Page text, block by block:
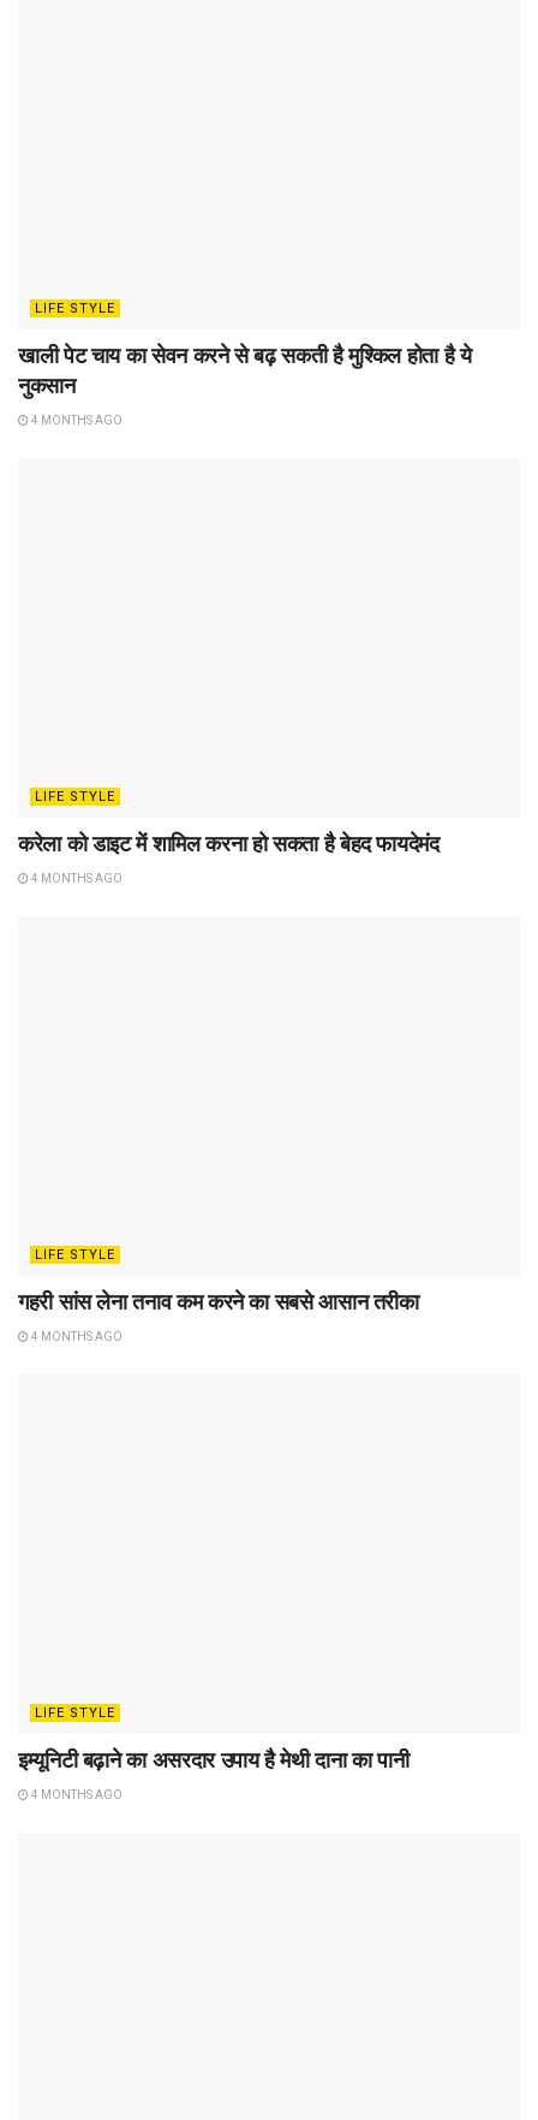
LIFE STYLE
खाली पेट चाय का सेवन करने से बढ़ सकती है मुश्किल होता है ये
नुकसान
4 MONTHS AGO
LIFE STYLE
करेला को डाइट में शामिल करना हो सकता है बेहद फायदेमंद
4 MONTHS AGO
LIFE STYLE
गहरी सांस लेना तनाव कम करने का सबसे आसान तरीका
4 MONTHS AGO
LIFE STYLE
इम्यूनिटी बढ़ाने का असरदार उपाय है मेथी दाना का पानी
4 MONTHS AGO